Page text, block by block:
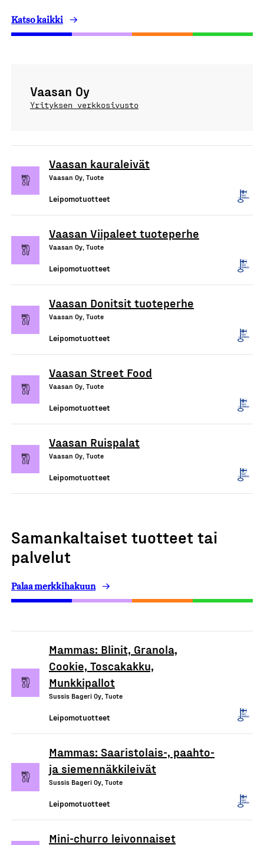
Katso kaikki
Vaasan Oy
Yrityksen verkkosivusto
Vaasan kauraleivät
Vaasan Oy, Tuote
Leipomotuotteet
Vaasan Viipaleet tuoteperhe
Vaasan Oy, Tuote
Leipomotuotteet
Vaasan Donitsit tuoteperhe
Vaasan Oy, Tuote
Leipomotuotteet
Vaasan Street Food
Vaasan Oy, Tuote
Leipomotuotteet
Vaasan Ruispalat
Vaasan Oy, Tuote
Leipomotuotteet
Samankaltaiset tuotteet tai
palvelut
Palaa merkkihakuun
Mammas: Blinit, Granola,
Cookie, Toscakakku,
Munkkipallot
Sussis Bageri Oy, Tuote
Leipomotuotteet
Mammas: Saaristolais-, paahto-
ja siemennäkkileivät
Sussis Bageri Oy, Tuote
Leipomotuotteet
Mini-churro leivonnaiset